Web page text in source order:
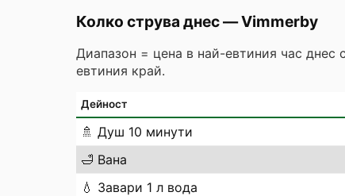
Колко струва днес—Vimmerby
Диапазон = цена в най-евтиния час днес
евтиния край.
Дейност
🚿 Душ 10 минути
🛁 Вана
💧 Завари 1 л вода